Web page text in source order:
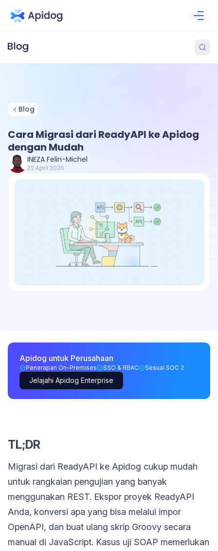
Blog
Cara Migrasi dari ReadyAPI ke Apidog
dengan Mudah
INEZA Felin-Michel
22 April 2026
Apidog untuk Perusahaan
Penerapan On-Premises SSO & RBAC Sesuai SOC 2
Jelajahi Apidog Enterprise
TL;DR
Migrasi dari ReadyAPI ke Apidog cukup mudah
untuk rangkaian pengujian yang banyak
menggunakan REST. Ekspor proyek ReadyAPI
Anda, konversi apa yang bisa melalui impor
OpenAPI, dan buat ulang skrip Groovy secara
manual di JavaScript. Kasus uji SOAP memerlukan